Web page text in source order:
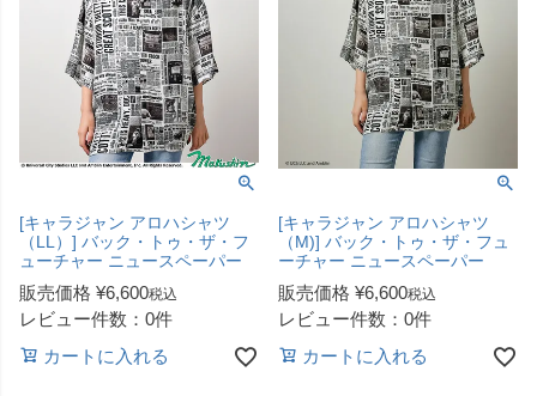
[キャラジャン アロハシャツ
（LL）] バック・トゥ・ザ・フ
ューチャー ニュースペーパー
販売価格 ¥6,600税込
レビュー件数：0件
カートに入れる
[キャラジャン アロハシャツ
（M)] バック・トゥ・ザ・フュ
ーチャー ニュースペーパー
販売価格 ¥6,600税込
レビュー件数：0件
カートに入れる